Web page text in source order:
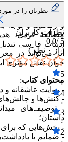
ارزش این کتاب در
معاصر نهفته
و رمانتیک و توجه
مطالعهٔ فردی،
ادبیات فارسی
اثر می‌تواند در
جوان نقش مؤثری
محتوای کتاب:
- روایت عاشقانه و
- کنش‌ها و
- توصیف‌های
داستان؛
- بخش‌هایی که برای
- ضمایم یا
نظرتان را در
نظرات کاربران
5 /
0.0
( از ۰ نظر )
5
۰
4
۰
3
۰
2